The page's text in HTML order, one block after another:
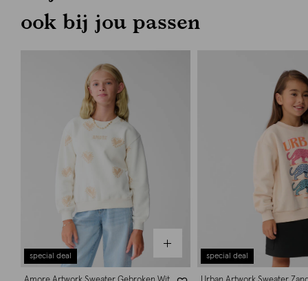
ook bij jou passen
special deal special deal